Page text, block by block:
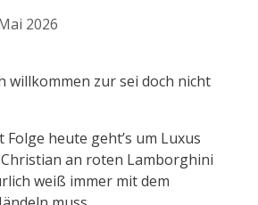
2026
willkommen zur sei doch nicht
Folge heute geht’s um Luxus
an roten Lamborghini
weiß immer mit dem